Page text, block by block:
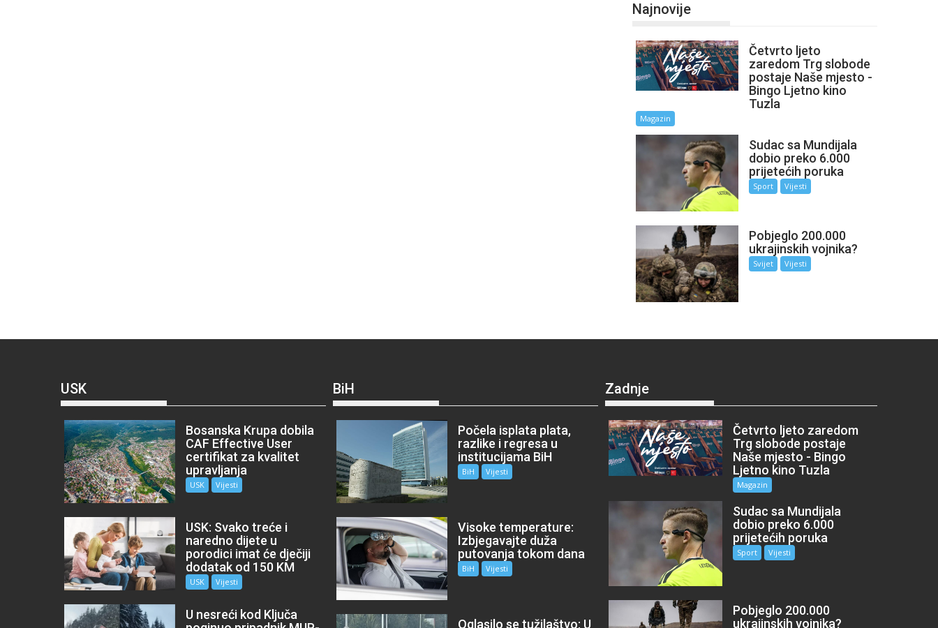
Najnovije
Četvrto ljeto
zaredom Trg slobode
postaje Naše mjesto -
Bingo Ljetno kino
Tuzla
Magazin
Sudac sa Mundijala
dobio preko 6.000
prijetećih poruka
Sport Vijesti
Pobjeglo 200.000
ukrajinskih vojnika?
Svijet Vijesti
USK
Bosanska Krupa dobila
CAF Effective User
certifikat za kvalitet
upravljanja
USK Vijesti
USK: Svako treće i
naredno dijete u
porodici imat će dječiji
dodatak od 150 KM
USK Vijesti
U nesreći kod Ključa
BiH
Počela isplata plata,
razlike i regresa u
institucijama BiH
BiH Vijesti
Visoke temperature:
Izbjegavajte duža
putovanja tokom dana
BiH Vijesti
Oglasilo se tužilaštvo: U
Zadnje
Četvrto ljeto zaredom
Trg slobode postaje
Naše mjesto - Bingo
Ljetno kino Tuzla
Magazin
Sudac sa Mundijala
dobio preko 6.000
prijetećih poruka
Sport Vijesti
Pobjeglo 200.000
ukrajinskih vojnika?